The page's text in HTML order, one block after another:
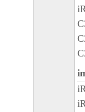
８. ご承諾
お客様は
された「
グラムを
との互換
諾するも